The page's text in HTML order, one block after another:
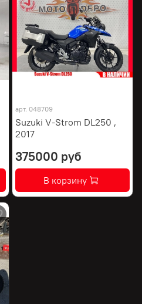
арт. 048709
Suzuki V-Strom DL250 ,
2017
375000 руб
В корзину